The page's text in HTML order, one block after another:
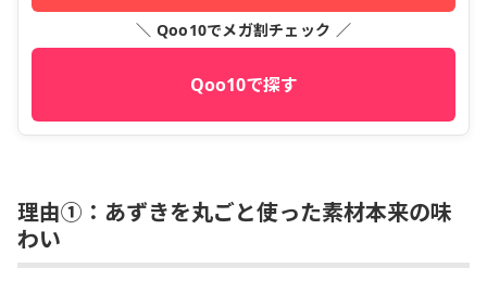
＼ Qoo10でメガ割チェック ／
Qoo10で探す
理由①：あずきを丸ごと使った素材本来の味
わい